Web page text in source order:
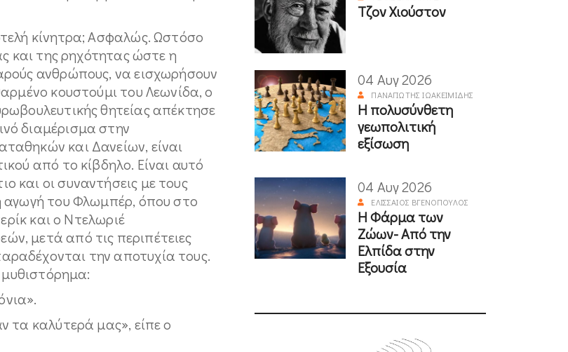
κίνητρα; Ασφαλώς. Ωστόσο
και της ρηχότητας ώστε η
ανθρώπους, να εισχωρήσουν
κουστούμι του Λεωνίδα, ο
θητείας απέκτησε
διαμέρισμα στην
και Δανείων, είναι
από το κίβδηλο. Είναι αυτό
και οι συναντήσεις με τους
αγωγή του Φλωμπέρ, όπου στο
και ο Ντελωριέ
μετά από τις περιπέτειες
την αποτυχία τους.
μυθιστόρημα:
τα καλύτερά μας», είπε ο
Τζον Χιούστον
04 Αυγ 2026
ΠΑΝΑΓΙΏΤΗΣ ΙΩΑΚΕΙΜΊΔΗΣ
Η πολυσύνθετη
γεωπολιτική
εξίσωση
04 Αυγ 2026
ΕΛΙΣΣΑΊΟΣ ΒΓΕΝΌΠΟΥΛΟΣ
Η Φάρμα των
Ζώων- Από την
Ελπίδα στην
Εξουσία